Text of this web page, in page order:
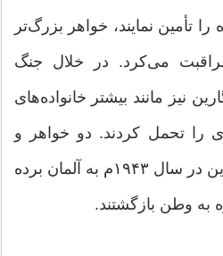
تأمین نمایند، خواهر بزرگ‌تر
می‌کرد. در خلال جنگ
جهانی دوم، خانواده‌ی گاگارین نیز مانند بیش‎تر خانواده‌های
را تحمل کردند. دو خواهر و
برادر بزرگ‌تر یوری گاگارین در سال ۱۹۴۳م به آلمان برده
به وطن بازگشتند.